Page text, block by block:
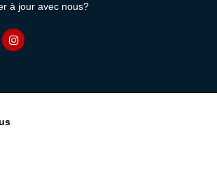
à jour avec nous?